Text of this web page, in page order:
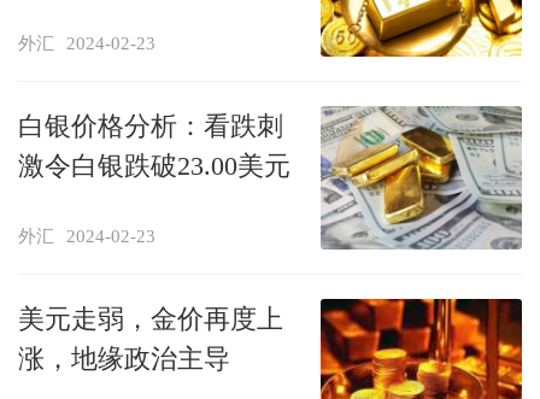
外汇 2024-02-23
白银价格分析：看跌刺
激令白银跌破23.00美元
外汇 2024-02-23
美元走弱，金价再度上
涨，地缘政治主导